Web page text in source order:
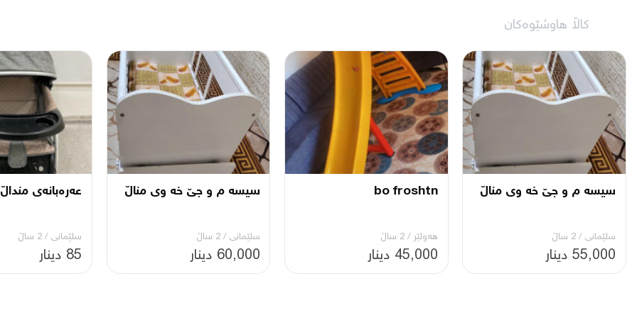
کاڵا هاوشێوەکان
سیسە م و جێ خە وی مناڵ
سلێمانی / 2 ساڵ
55,000 دینار
bo froshtn
هەولێر / 2 ساڵ
45,000 دینار
سیسە م و جێ خە وی مناڵ
سلێمانی / 2 ساڵ
60,000 دینار
عەرەبانەی منداڵ
سلێمانی / 2 ساڵ
85 دینار